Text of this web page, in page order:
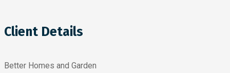
Client Details
Better Homes and Garden